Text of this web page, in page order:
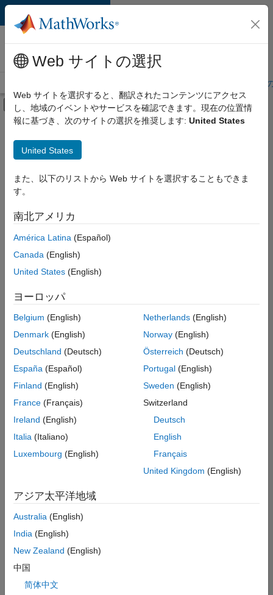
コンテンツへスキップ
MathWorks 採用
情報
学生・キャリア初期
オフキャンバス ナビゲーション メ
メインコンテンツ
絞り込み条件
カスタマー サポート
教育機関向けセールス
マーケティング コミュニケーション
経理および財務
現
こ
の
索
件
一
致
る
求
は
あ
り
ま
せ
ん。
範
囲
を
広
る
か、
す
Web サイトの選択
Web サイトを選択すると、翻訳されたコンテンツにアクセス
し、地域のイベントやサービスを確認できます。現在の位置情
報に基づき、次のサイトの選択を推奨します: United States
United States
また、以下のリストから Web サイトを選択することもできま
す。
南北アメリカ
América Latina (Español)
Canada (English)
United States (English)
ヨーロッパ
Belgium (English)
Denmark (English)
Deutschland (Deutsch)
España (Español)
Finland (English)
France (Français)
Ireland (English)
Italia (Italiano)
Luxembourg (English)
Netherlands(English)
Norway(English)
Österreich (Deutsch)
Portugal(English)
Sweden (English)
Switzerland
Deutsch
English
Français
United Kingdom (English)
アジア太平洋地域
Australia (English)
India (English)
New Zealand (English)
中国
简体中文